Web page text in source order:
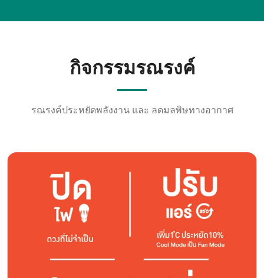
กิจกรรมรณรงค์
รณรงค์ประหยัดพลังงาน และ ลดมลพิษทางอากาศ